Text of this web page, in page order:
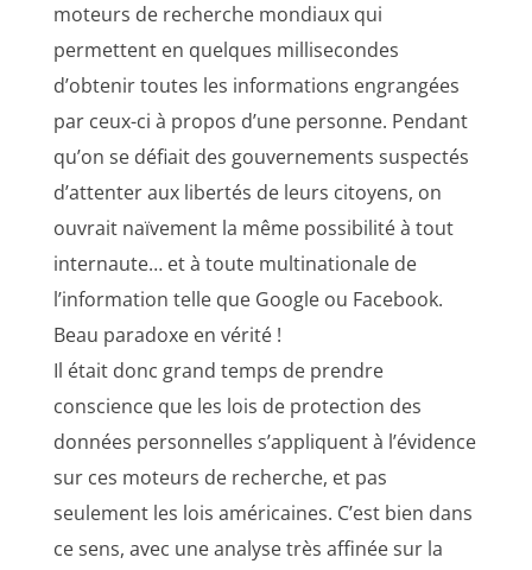
moteurs de recherche mondiaux qui
permettent en quelques millisecondes
d’obtenir toutes les informations engrangées
par ceux-ci à propos d’une personne. Pendant
qu’on se défiait des gouvernements suspectés
d’attenter aux libertés de leurs citoyens, on
ouvrait naïvement la même possibilité à tout
internaute… et à toute multinationale de
l’information telle que Google ou Facebook.
Beau paradoxe en vérité !
Il était donc grand temps de prendre
conscience que les lois de protection des
données personnelles s’appliquent à l’évidence
sur ces moteurs de recherche, et pas
seulement les lois américaines. C’est bien dans
ce sens, avec une analyse très affinée sur la